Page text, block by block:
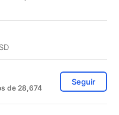
de 28,674
Seguir